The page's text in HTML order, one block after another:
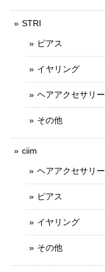
STRI
ピアス
イヤリング
ヘアアクセサリー
その他
ciim
ヘアアクセサリー
ピアス
イヤリング
その他